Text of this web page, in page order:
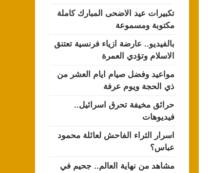
تكبيرات عيد الاضحى المبارك كاملة
مكتوبة ومسموعة
بالفيديو.. عارضة ازياء فرنسية تعتنق
الاسلام وتؤدي العمرة
مواعيد وفضل صيام ايام العشر من
ذي الحجة ويوم عرفة
حرائق مخيفة تحرق اسرائيل..
فيديوهات
اسرار الثراء الفاحش لعائلة محمود
عباس؟
مشاهد من نهاية العالم.. جحيم في